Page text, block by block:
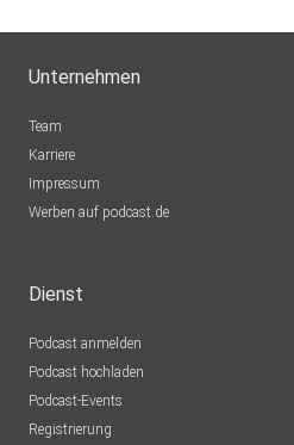
Unternehmen
Team
Karriere
Impressum
Werben auf podcast.de
Dienst
Podcast anmelden
Podcast hochladen
Podcast-Events
Registrierung